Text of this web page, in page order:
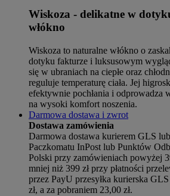
Wiskoza - delikatne w
włókno
Wiskoza to naturalne włókno o
dotyku fakturze i luksusowym
się w ubraniach na ciepłe oraz
reguluje temperaturę ciała. Jej
efektywnie pochłania i odprowadza
na wysoki komfort noszenia.
Darmowa dostawa i zwrot
Dostawa zamówienia
Darmowa dostawa kurierem GLS
Paczkomatu InPost lub Punktów
Polski przy zamówieniach powyżej
mniej niż 399 zł przy płatności
przez PayU przesyłka kurierska
zł, a za pobraniem 23,00 zł.